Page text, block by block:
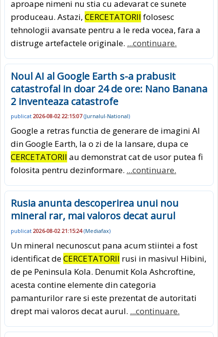
aproape nimeni nu stia cu adevarat ce sunete
produceau. Astazi, CERCETATORII folosesc
tehnologii avansate pentru a le reda vocea, fara a
distruge artefactele originale. ...continuare.
Noul AI al Google Earth s-a prabusit
catastrofal in doar 24 de ore: Nano Banana
2 inventeaza catastrofe
publicat 2026-08-02 22:15:07(Jurnalul-National)
Google a retras functia de generare de imagini AI
din Google Earth, la o zi de la lansare, dupa ce
CERCETATORII au demonstrat cat de usor putea fi
folosita pentru dezinformare. ...continuare.
Rusia anunta descoperirea unui nou
mineral rar, mai valoros decat aurul
publicat 2026-08-02 21:15:24(Mediafax)
Un mineral necunoscut pana acum stiintei a fost
identificat deCERCETATORII rusi in masivul Hibini,
de pe Peninsula Kola. Denumit Kola Ashcroftine,
acesta contine elemente din categoria
pamanturilor rare si este prezentat de autoritati
drept mai valoros decat aurul. ...continuare.